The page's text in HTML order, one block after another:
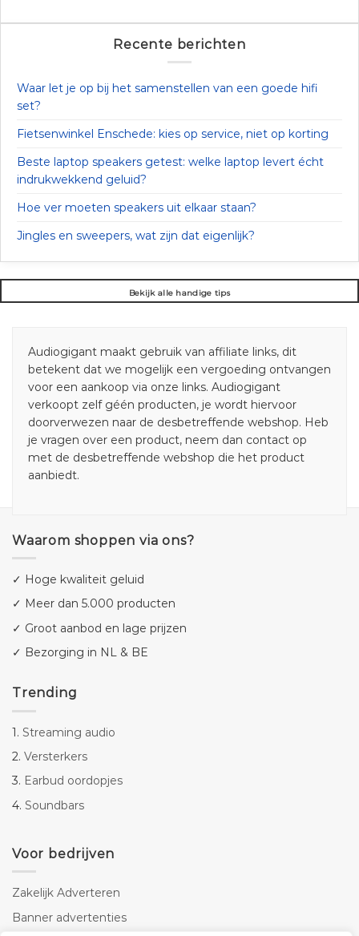
Recente berichten
Waar let je op bij het samenstellen van een goede hifi
set?
Fietsenwinkel Enschede: kies op service, niet op korting
Beste laptop speakers getest: welke laptop levert écht
indrukwekkend geluid?
Hoe ver moeten speakers uit elkaar staan?
Jingles en sweepers, wat zijn dat eigenlijk?
Bekijk alle handige tips
Audiogigant maakt gebruik van affiliate links, dit
betekent dat we mogelijk een vergoeding ontvangen
voor een aankoop via onze links. Audiogigant
verkoopt zelf géén producten, je wordt hiervoor
doorverwezen naar de desbetreffende webshop. Heb
je vragen over een product, neem dan contact op
met de desbetreffende webshop die het product
aanbiedt.
Waarom shoppen via ons?
✓ Hoge kwaliteit geluid
✓ Meer dan 5.000 producten
✓ Groot aanbod en lage prijzen
✓ Bezorging in NL & BE
Trending
1. Streaming audio
2. Versterkers
3. Earbud oordopjes
4. Soundbars
Voor bedrijven
Zakelijk Adverteren
Banner advertenties